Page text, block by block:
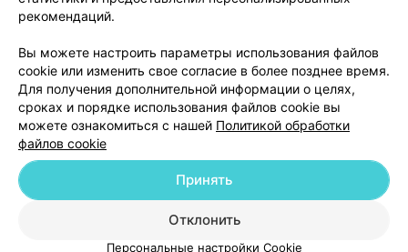
Добавить специалиста
О проекте Новости проекта
Размещение рекламы
Медицинский маркетинг
Публичный договор
рекомендаций.
Вы можете настроить параметры использования файлов
cookie или изменить свое согласие в более позднее время.
Для получения дополнительной информации о целях,
сроках и порядке использования файлов cookie вы
можете ознакомиться с нашей Политикой обработки
файлов cookie
Отклонить
Принять
Персональные настройки Cookie